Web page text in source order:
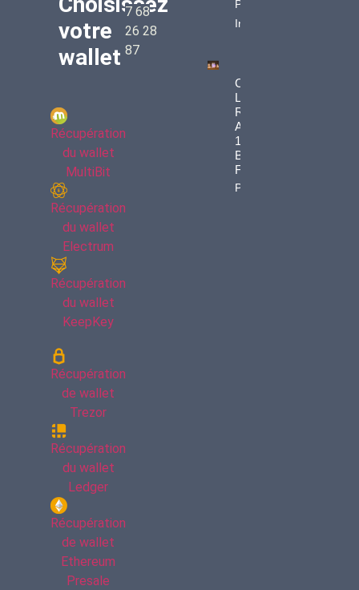
votre
wallet
Récupération
du wallet
MultiBit
Récupération
du wallet
Electrum
Récupération
du wallet
KeepKey
Récupération
de wallet
Trezor
Récupération
du wallet
Ledger
Récupération
de wallet
Ethereum
Presale
7 68
26 28
87
Property
Info
Comment
LEREUM
RECOVERIES
A Récupéré
109 000 € En
Bitcoins Pour
François
Property Info